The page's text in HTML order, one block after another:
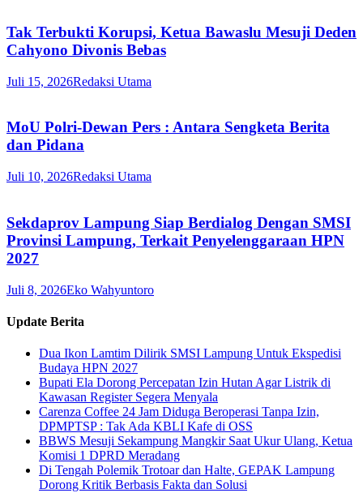
Tak Terbukti Korupsi, Ketua Bawaslu Mesuji Deden
Cahyono Divonis Bebas
Juli 15, 2026Redaksi Utama
MoU Polri-Dewan Pers : Antara Sengketa Berita
dan Pidana
Juli 10, 2026Redaksi Utama
Sekdaprov Lampung Siap Berdialog Dengan SMSI
Provinsi Lampung, Terkait Penyelenggaraan HPN
2027
Juli 8, 2026Eko Wahyuntoro
Update Berita
Dua Ikon Lamtim Dilirik SMSI Lampung Untuk Ekspedisi
Budaya HPN 2027
Bupati Ela Dorong Percepatan Izin Hutan Agar Listrik di
Kawasan Register Segera Menyala
Carenza Coffee 24 Jam Diduga Beroperasi Tanpa Izin,
DPMPTSP : Tak Ada KBLI Kafe di OSS
BBWS Mesuji Sekampung Mangkir Saat Ukur Ulang, Ketua
Komisi 1 DPRD Meradang
Di Tengah Polemik Trotoar dan Halte, GEPAK Lampung
Dorong Kritik Berbasis Fakta dan Solusi